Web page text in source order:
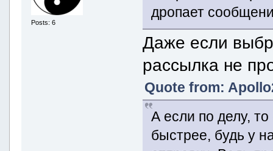
Posts: 6
дропает
Даже если
рассылка не
Quote from:
А если по делу,
быстрее, будь у